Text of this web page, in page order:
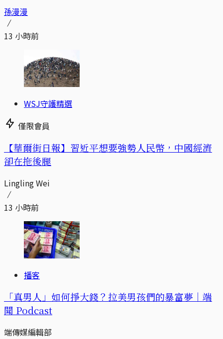
孫漫漫
13 小時前
WSJ守護精選
僅限會員
【華爾街日報】習近平想要強勢人民幣，中國經濟
卻在拖後腿
Lingling Wei
13 小時前
播客
「真男人」如何掙大錢？拉美男孩們的暴富夢｜端
聞 Podcast
端傳媒編輯部